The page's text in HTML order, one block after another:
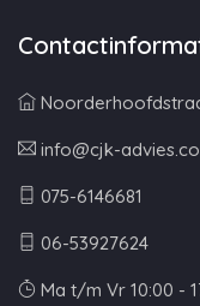
info@cjk-
075-6146681
06-53927624
Ma t/m Vr 10:00 -